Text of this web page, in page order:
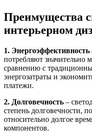
Преимущества
интерьерном
1. Энергоэффективность
потребляют значительно
сравнению с
энергозатраты и
платежи.
2. Долговечность –
степень долговечности,
относительно долгое
компонентов.